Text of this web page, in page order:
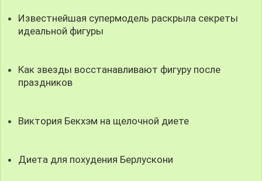
Известнейшая супермодель раскрыла секреты
идеальной фигуры
Как звезды восстанавливают фигуру после
праздников
Виктория Бекхэм на щелочной диете
Диета для похудения Берлускони